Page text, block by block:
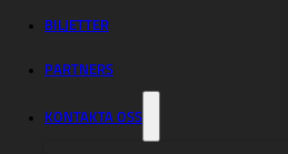
BILJETTER
PARTNERS
KONTAKTA OSS
Dela nyheten: